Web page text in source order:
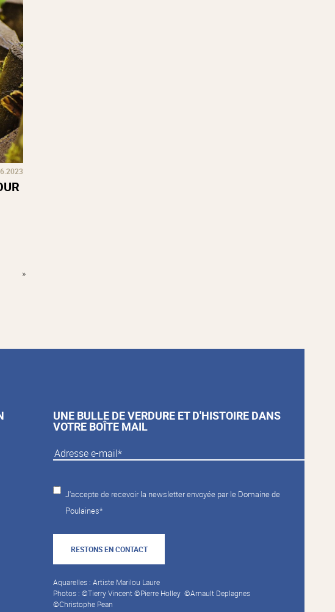
»
UNE BULLE DE VERDURE ET D'HISTOIRE DANS
VOTRE BOÎTE MAIL
J'accepte de recevoir la newsletter envoyée par le Domaine de
Poulaines*
RESTONS EN CONTACT
Aquarelles : Artiste Marilou Laure
Photos : ©Tierry Vincent ©Pierre Holley ©Arnault Deplagnes
©Christophe Pean